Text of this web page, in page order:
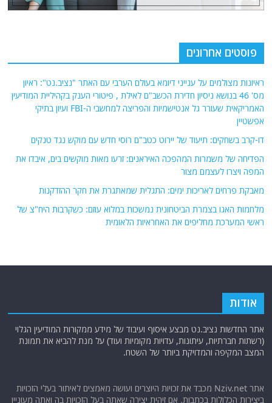
פוסטים אחרונים
ראיונות מצולמים על ענייני דיומא בעולם הערבי עם האתר "נציב.נט": ראיון
מס' 46 בנושא ניסיון חדירת הכשב"ם לאילת , פיטורי הענק בקהיליית המודיעין
האמריקאית שעורר גל אנטישמיות והפריצה למחשבי ה-FBI ועיון בתיקי
אפשטיין
דו-קרב בשחקים: תיעוד של יירוט כטב"ם רוסי חדש עם מוקש נגד טנקים
הפדיחה של משמרות המהפכה האיראנים: זרעו מאות מוקשים בים, איבדו את
המפה ויצרו לעצמם מצור
מאבקת פרחים לאריכות ימים: התגלית שמאתגרת את חקר ההזדקנות
מלחמות האגו בצמרת הביטחונית נמשכות במלוא עוזם: כשקרבות היח"צ של
ראשי המערכת מחליפים את האחראיות הלאומית
אודות
אתר החדשות נציב.נט מבצע איסוף ועיבוד של מידע ממקורות המודיעין הגלוי
(רשתות חברתיות, עיתונות, עדויות מקומיות ועוד) על מנת להביא את תמונת
המצב המקיפה והמדויקת ביותר של השטח.
אתר Nziv.net מכבד את זכויות היוצרים ועושה מאמצים לאיתור בעלי הזכויות
ביצירות הכלולות בכתבות. אם זיהית יצירה שאתה בעל הזכויות בה ואתה מעוניין